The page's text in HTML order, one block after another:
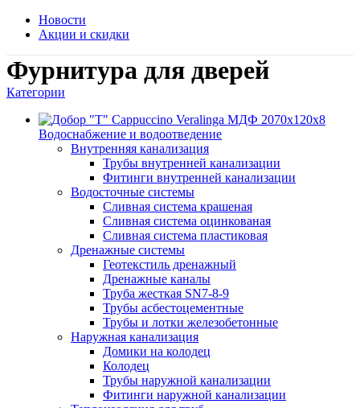
Новости
Акции и скидки
Фурнитура для дверей
Категории
Водоснабжение и водоотведение
Внутренняя канализация
Трубы внутренней канализации
Фитинги внутренней канализации
Водосточные системы
Сливная система крашеная
Сливная система оцинкованая
Сливная система пластиковая
Дренажные системы
Геотекстиль дренажный
Дренажные каналы
Труба жесткая SN7-8-9
Трубы асбестоцементные
Трубы и лотки железобетонные
Наружная канализация
Домики на колодец
Колодец
Трубы наружной канализации
Фитинги наружной канализации